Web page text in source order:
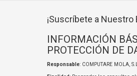
¡Suscríbete a Nuestro
INFORMACIÓN
PROTECCIÓN DE
Responsable: COMPUTARE MOLA,